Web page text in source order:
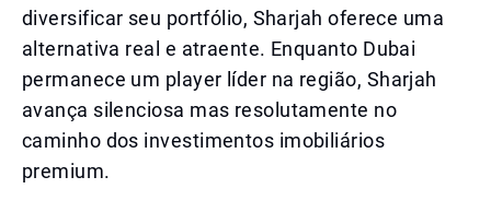
diversificar seu portfólio, Sharjah oferece uma
alternativa real e atraente. Enquanto Dubai
permanece um player líder na região, Sharjah
avança silenciosa mas resolutamente no
caminho dos investimentos imobiliários
premium.